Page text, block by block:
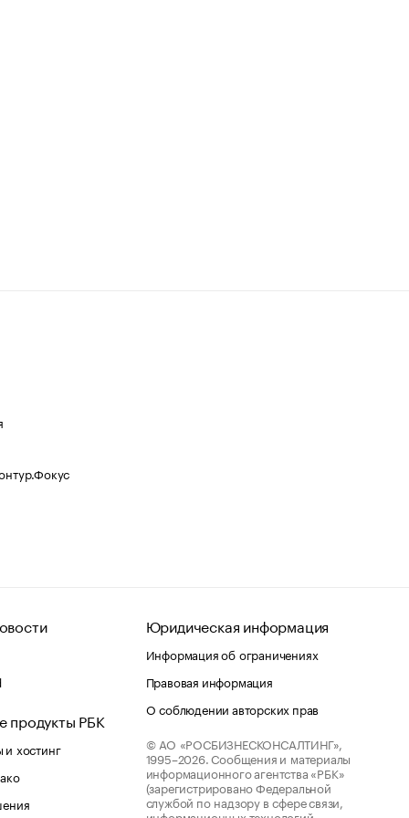
продукты РБК
хостинг
Юридическая информация
Информация об ограничениях
Правовая информация
О соблюдении авторских прав
© АО «РОСБИЗНЕСКОНСАЛТИНГ»,
1995–2026. Сообщения и материалы
информационного агентства «РБК»
(зарегистрировано Федеральной
службой по надзору в сфере связи,